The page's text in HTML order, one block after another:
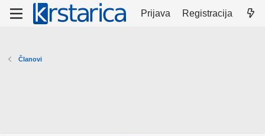
Prijava Registracija
Članovi